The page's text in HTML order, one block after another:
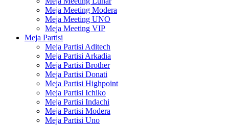
Meja Meeting Modera
Meja Meeting UNO
Meja Meeting VIP
Meja Partisi
Meja Partisi Aditech
Meja Partisi Arkadia
Meja Partisi Brother
Meja Partisi Donati
Meja Partisi Highpoint
Meja Partisi Ichiko
Meja Partisi Indachi
Meja Partisi Modera
Meja Partisi Uno